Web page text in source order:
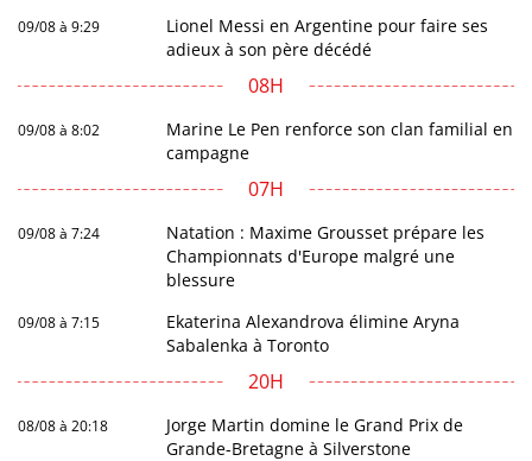
09/08 à 9:29
Lionel Messi en Argentine pour faire ses
adieux à son père décédé
08H
09/08 à 8:02
Marine Le Pen renforce son clan familial en
campagne
07H
09/08 à 7:24
Natation : Maxime Grousset prépare les
Championnats d'Europe malgré une
blessure
09/08 à 7:15
Ekaterina Alexandrova élimine Aryna
Sabalenka à Toronto
20H
08/08 à 20:18
Jorge Martin domine le Grand Prix de
Grande-Bretagne à Silverstone